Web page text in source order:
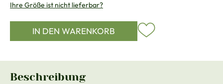
Ihre Größe ist nicht lieferbar?
IN DEN WARENKORB
Beschreibung